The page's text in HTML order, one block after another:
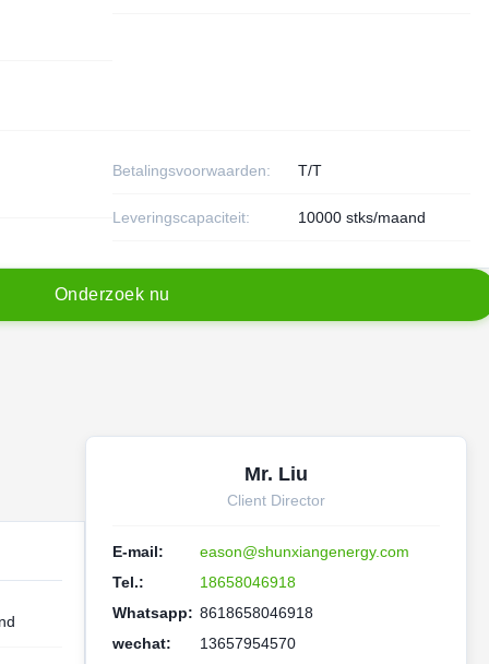
Betalingsvoorwaarden: T/T
Leveringscapaciteit: 10000 stks/maand
Onderzoek nu
Mr. Liu
Client Director
E-mail:
eason@shunxiangenergy.com
Tel.:
18658046918
Whatsapp: 8618658046918
wechat:
13657954570